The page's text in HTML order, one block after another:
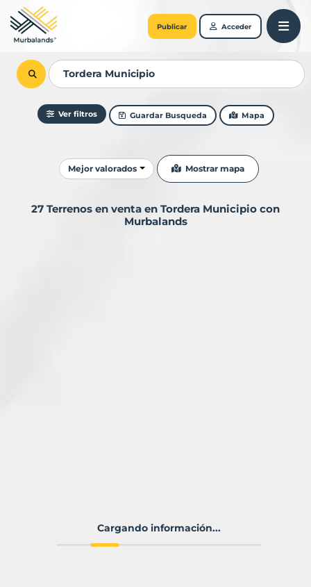
Publicar Acceder
Ver filtros Guardar Busqueda Mapa
Ordenar resultados
Mejor valorados Mostrar mapa
27 Terrenos en venta en Tordera Municipio con
Murbalands
Cargando información...